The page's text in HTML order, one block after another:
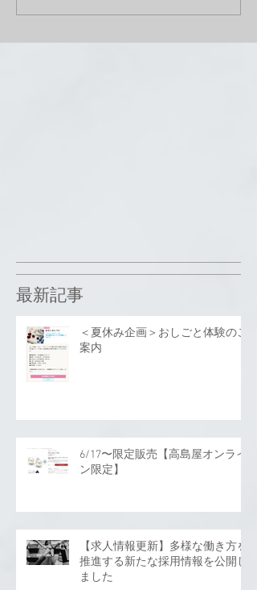
最新記事
＜夏休み企画＞おしごと体験のご
案内
6/17〜限定販売【高島屋オンライ
ン限定】
【求人情報更新】多様な働き方を
推進する新たな採用情報を公開し
ました